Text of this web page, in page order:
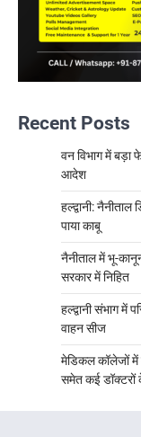
Recent Posts
वन विभाग में बड़ा
आदेश
हल्द्वानी:
पाया काबू
नैनीताल में भू-
सरकार में निहित
हल्द्वानी संभाग में
वाहन सीज
मेडिकल कॉलेजों में
समेत कई डॉक्टरों